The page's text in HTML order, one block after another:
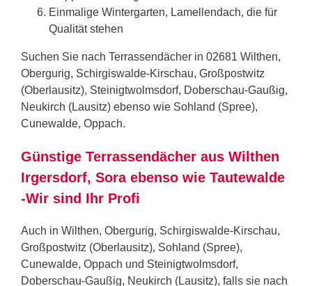
Einmalige Wintergarten, Lamellendach, die für
Qualität stehen
Suchen Sie nach Terrassendächer in 02681 Wilthen,
Obergurig, Schirgiswalde-Kirschau, Großpostwitz
(Oberlausitz), Steinigtwolmsdorf, Doberschau-Gaußig,
Neukirch (Lausitz) ebenso wie Sohland (Spree),
Cunewalde, Oppach.
Günstige Terrassendächer aus Wilthen
Irgersdorf, Sora ebenso wie Tautewalde
-Wir sind Ihr Profi
Auch in Wilthen, Obergurig, Schirgiswalde-Kirschau,
Großpostwitz (Oberlausitz), Sohland (Spree),
Cunewalde, Oppach und Steinigtwolmsdorf,
Doberschau-Gaußig, Neukirch (Lausitz), falls sie nach